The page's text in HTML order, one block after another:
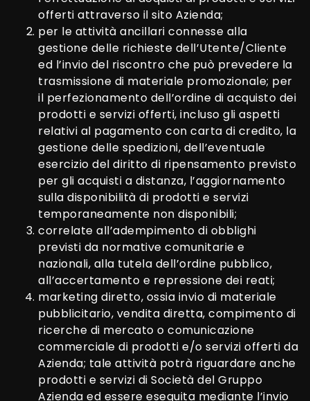
offerti attraverso il sito Azienda;
per le attività ancillari connesse alla
gestione delle richieste dell’Utente/Cliente
ed l’invio del riscontro che può prevedere la
trasmissione di materiale promozionale; per
il perfezionamento dell’ordine di acquisto dei
prodotti e servizi offerti, incluso gli aspetti
relativi al pagamento con carta di credito, la
gestione delle spedizioni, dell’eventuale
esercizio del diritto di ripensamento previsto
per gli acquisti a distanza, l’aggiornamento
sulla disponibilità di prodotti e servizi
temporaneamente non disponibili;
correlate all’adempimento di obblighi
previsti da normative comunitarie e
nazionali, alla tutela dell’ordine pubblico,
all’accertamento e repressione dei reati;
marketing diretto, ossia invio di materiale
pubblicitario, vendita diretta, compimento di
ricerche di mercato o comunicazione
commerciale di prodotti e/o servizi offerti da
Azienda; tale attività potrà riguardare anche
prodotti e servizi di Società del Gruppo
Azienda ed essere eseguita mediante l’invio